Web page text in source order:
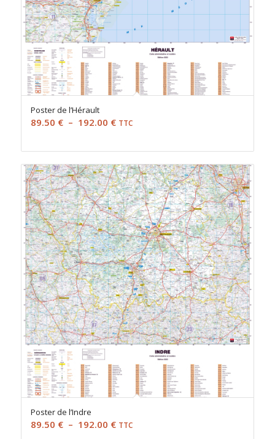
Poster de l’Hérault
89.50 € – 192.00 €Plage
prix :
89.50 €
à
192.00 €
TTC
Poster de l’Indre
89.50 € – 192.00 €Plage
TTC